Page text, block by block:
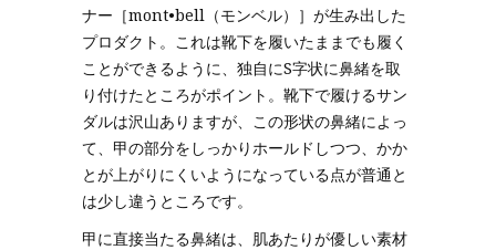
ナー［mont•bell（モンベル）］が生み出した
プロダクト。これは靴下を履いたままでも履く
ことができるように、独自にS字状に鼻緒を取
り付けたところがポイント。靴下で履けるサン
ダルは沢山ありますが、この形状の鼻緒によっ
て、甲の部分をしっかりホールドしつつ、かか
とが上がりにくいようになっている点が普通と
は少し違うところです。
甲に直接当たる鼻緒は、肌あたりが優しい素材